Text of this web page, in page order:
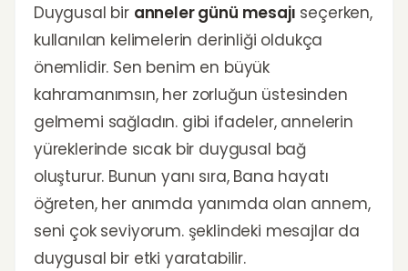
Duygusal bir anneler günü mesajı seçerken,
kullanılan kelimelerin derinliği oldukça
önemlidir. Sen benim en büyük
kahramanımsın, her zorluğun üstesinden
gelmemi sağladın. gibi ifadeler, annelerin
yüreklerinde sıcak bir duygusal bağ
oluşturur. Bunun yanı sıra, Bana hayatı
öğreten, her anımda yanımda olan annem,
seni çok seviyorum. şeklindeki mesajlar da
duygusal bir etki yaratabilir.